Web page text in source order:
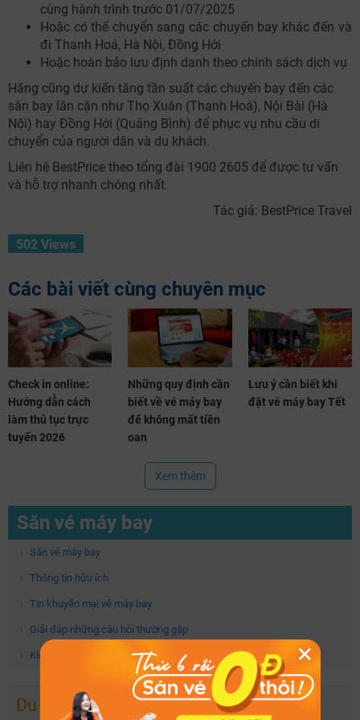
cùng hành trình trước 01/07/2025
Hoặc có thể chuyển sang các chuyến bay khác đến và
đi Thanh Hoá, Hà Nội, Đồng Hới
Hoặc hoàn bảo lưu định danh theo chính sách dịch vụ
Hãng cũng dự kiến tăng tần suất các chuyến bay đến các
sân bay lân cận như Thọ Xuân (Thanh Hoá), Nội Bài (Hà
Nội) hay Đồng Hới (Quảng Bình) để phục vụ nhu cầu di
chuyển của người dân và du khách.
Liên hệ BestPrice theo tổng đài 1900 2605 để được tư vấn
và hỗ trợ nhanh chóng nhất.
Tác giả: BestPrice Travel
502 Views
Các bài viết cùng chuyên mục
Check in online:
Hướng dẫn cách
làm thủ tục trực
tuyến 2026
Những quy định cần
biết về vé máy bay
để không mất tiền
oan
Lưu ý cần biết khi
đặt vé máy bay Tết
Xem thêm
Săn vé máy bay
› Săn vé máy bay
› Thông tin hữu ích
› Tin khuyến mại vé máy bay
› Giải đáp những câu hỏi thường gặp
› Kinh nghiệm săn vé máy bay giá rẻ
Du lịch trong nước